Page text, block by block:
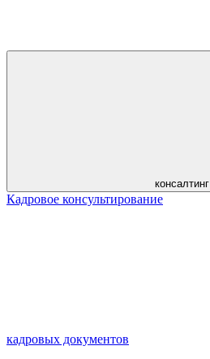
консалтинг
Кадровое консультирование
кадровых документов